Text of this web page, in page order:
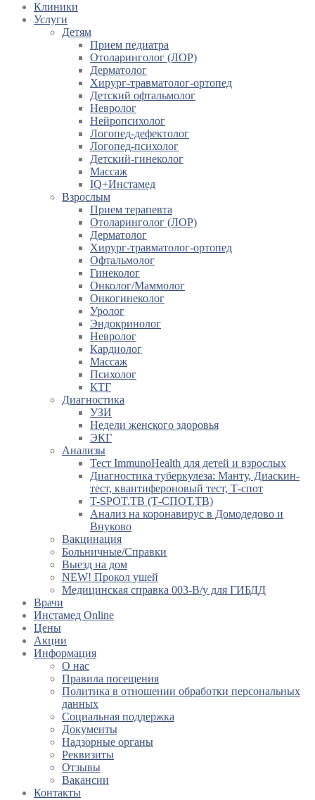
Клиники
Услуги
Детям
Прием педиатра
Отоларинголог (ЛОР)
Дерматолог
Хирург-травматолог-ортопед
Детский офтальмолог
Невролог
Нейропсихолог
Логопед-дефектолог
Логопед-психолог
Детский-гинеколог
Массаж
IQ+Инстамед
Взрослым
Прием терапевта
Отоларинголог (ЛОР)
Дерматолог
Хирург-травматолог-ортопед
Офтальмолог
Гинеколог
Онколог/Маммолог
Онкогинеколог
Уролог
Эндокринолог
Невролог
Кардиолог
Массаж
Психолог
КТГ
Диагностика
УЗИ
Недели женского здоровья
ЭКГ
Анализы
Тест ImmunoHealth для детей и взрослых
Диагностика туберкулеза: Манту, Диаскин-
тест, квантифероновый тест, Т-спот
T-SPOT.TB (Т-СПОТ.ТВ)
Анализ на коронавирус в Домодедово и
Внуково
Вакцинация
Больничные/Справки
Выезд на дом
NEW! Прокол ушей
Медицинская справка 003-В/у для ГИБДД
Врачи
Инстамед Online
Цены
Акции
Информация
О нас
Правила посещения
Политика в отношении обработки персональных
данных
Социальная поддержка
Документы
Надзорные органы
Реквизиты
Отзывы
Вакансии
Контакты